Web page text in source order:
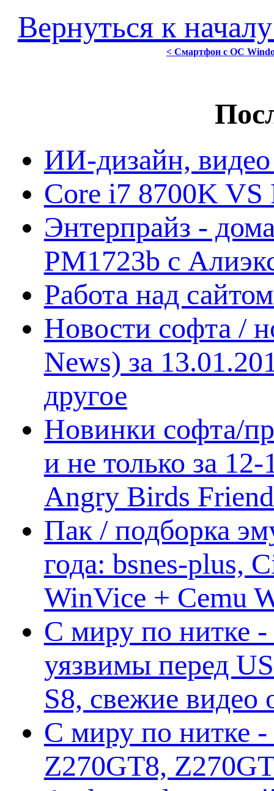
Вернуться к
< Смартфон с ОС
ИИ-дизайн,
Core i7 8700K VS
Энтерпрайз -
PM1723b с
Работа над
Новости софта /
News) за
другое
Новинки софта/
и не только за
Angry Birds
Пак / подборка
года: bsnes-plus,
WinVice + Cemu
С миру по нитке
уязвимы перед
S8, свежие
С миру по нитке -
Z270GT8,